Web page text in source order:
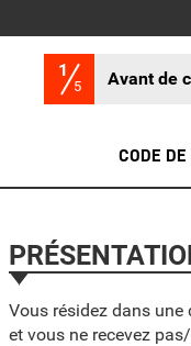
CODE DE
1
5 Avant de
Vous résidez dans une
et vous ne recevez